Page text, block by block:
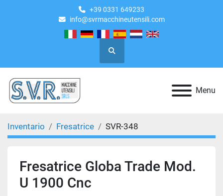
+39 0331 649233
info@svrmacchineutensili.com
Cerca
Menu
Inventario Fresatrice SVR-348
Fresatrice Globa Trade Mod.
U 1900 Cnc